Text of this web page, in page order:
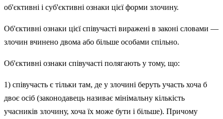
об'єктивні і суб'єктивні ознаки цієї форми злочину.
Об'єктивні ознаки цієї співучасті виражені в законі словами —
злочин вчинено двома або більше особами спільно.
Об'єктивні ознаки співучасті полягають у тому, що:
1) співучасть є тільки там, де у злочині беруть участь хоча б
двоє осіб (законодавець називає мінімальну кількість
учасників злочину, хоча їх може бути і більше). Причому